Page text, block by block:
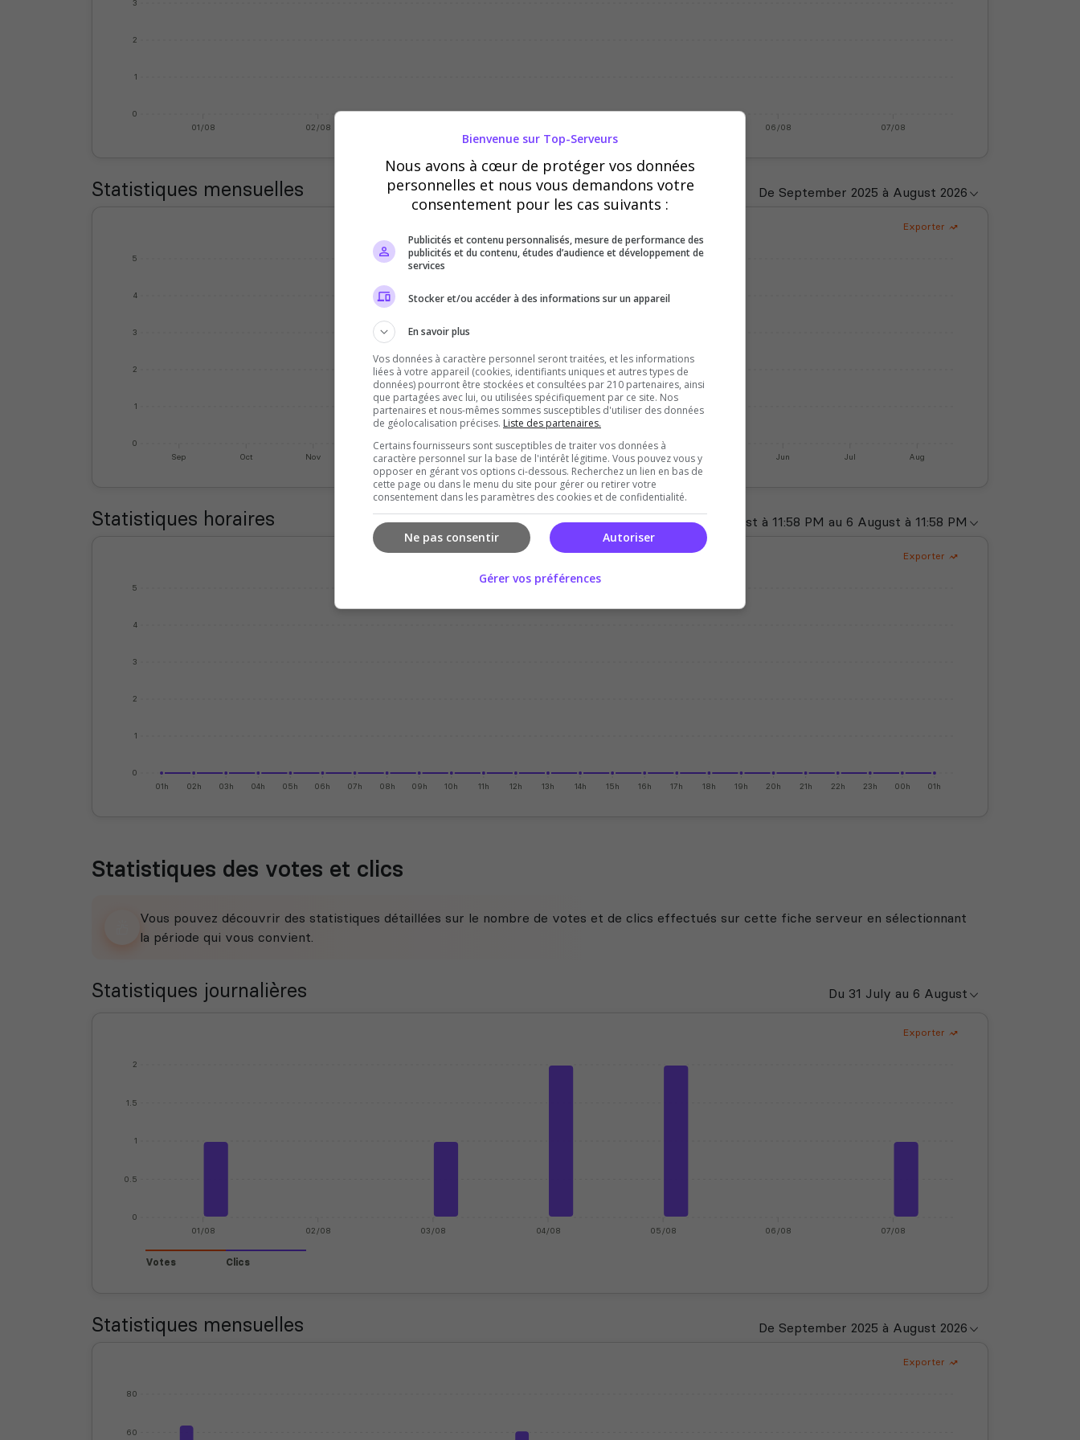
0
1
2
3
01/08 02/08 06/08 07/08
Statistiques mensuelles
Exporter
0
1
2
3
4
5
Sep Oct Nov Dec Jan Feb Mar Apr Jun Jul Aug
Statistiques horaires
Exporter
0
1
2
3
4
5
01h 02h 03h 04h 05h 06h 07h 08h 09h 10h 11h 12h 13h 14h 15h 16h 17h 18h 19h 20h 21h 22h 23h 00h 01h
Statistiques des votes et clics
Vous pouvez découvrir des statistiques détaillées sur le nombre de votes et de clics effectués sur cette fiche serveur en sélectionnant
la période qui vous convient.
Statistiques journalières
Exporter
0
0.5
1
1.5
2
01/08 02/08 03/08 04/08 05/08 06/08 07/08
Votes Clics
Statistiques mensuelles
Exporter
60
80
Bienvenue sur Top-Serveurs
Nous avons à cœur de protéger vos données
personnelles et nous vous demandons votre
consentement pour les cas suivants :
Publicités et contenu personnalisés, mesure de performance des
publicités et du contenu, études d’audience et développement de
services
Stocker et/ou accéder à des informations sur un appareil
En savoir plus
Vos données à caractère personnel seront traitées, et les informations
liées à votre appareil (cookies, identifiants uniques et autres types de
données) pourront être stockées et consultées par 210 partenaires, ainsi
que partagées avec lui, ou utilisées spécifiquement par ce site. Nos
partenaires et nous-mêmes sommes susceptibles d'utiliser des données
de géolocalisation précises. Liste des partenaires.
Certains fournisseurs sont susceptibles de traiter vos données à
caractère personnel sur la base de l'intérêt légitime. Vous pouvez vous y
opposer en gérant vos options ci-dessous. Recherchez un lien en bas de
cette page ou dans le menu du site pour gérer ou retirer votre
consentement dans les paramètres des cookies et de confidentialité.
Autoriser
Ne pas consentir
Gérer vos préférences